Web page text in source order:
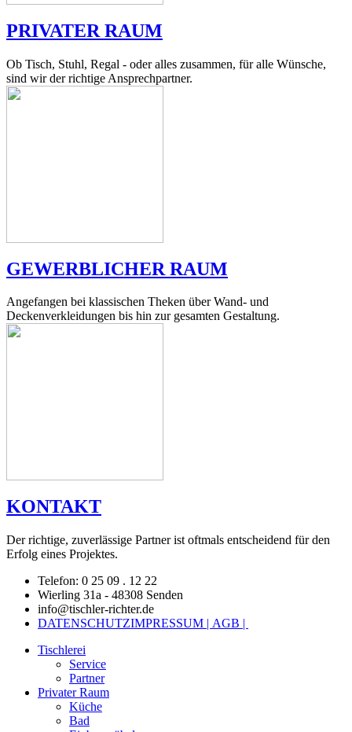
PRIVATER RAUM
Ob Tisch, Stuhl, Regal - oder alles zusammen, für alle Wünsche,
sind wir der richtige Ansprechpartner.
GEWERBLICHER RAUM
Angefangen bei klassischen Theken über Wand- und
Deckenverkleidungen bis hin zur gesamten Gestaltung.
KONTAKT
Der richtige, zuverlässige Partner ist oftmals entscheidend für den
Erfolg eines Projektes.
Telefon: 0 25 09 . 12 22
Wierling 31a - 48308 Senden
info@tischler-richter.de
DATENSCHUTZIMPRESSUM | AGB |
Tischlerei
Service
Partner
Privater Raum
Küche
Bad